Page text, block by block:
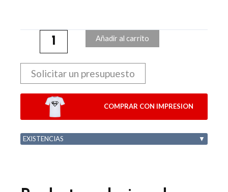
Añadir al carrito
Solicitar un presupuesto
COMPRAR CON IMPRESION
EXISTENCIAS ▼